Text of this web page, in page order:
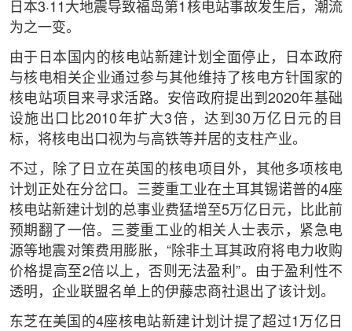
日本3·11大地震导致福岛第1核电站事故发生后，潮流
为之一变。
由于日本国内的核电站新建计划全面停止，日本政府
与核电相关企业通过参与其他维持了核电方针国家的
核电站项目来寻求活路。安倍政府提出到2020年基础
设施出口比2010年扩大3倍，达到30万亿日元的目
标，将核电出口视为与高铁等并居的支柱产业。
不过，除了日立在英国的核电项目外，其他多项核电
计划正处在分岔口。三菱重工业在土耳其锡诺普的4座
核电站新建计划的总事业费猛增至5万亿日元，比此前
预期翻了一倍。三菱重工业的相关人士表示，紧急电
源等地震对策费用膨胀，“除非土耳其政府将电力收购
价格提高至2倍以上，否则无法盈利”。由于盈利性不
透明，企业联盟名单上的伊藤忠商社退出了该计划。
东芝在美国的4座核电站新建计划计提了超过1万亿日